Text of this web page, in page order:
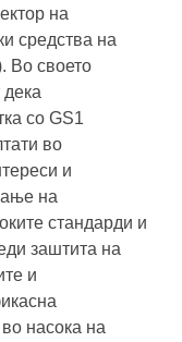
на
средства на
Во своето
со GS1
во
и
на
стандарди и
заштита на
и
насока на